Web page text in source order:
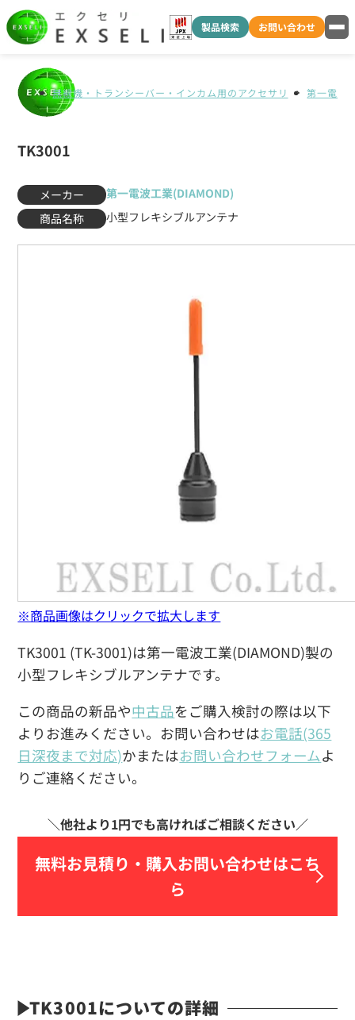
製品検索 お問い合わせ
無線機・トランシーバー・インカム用のアクセサリ 第一電波
TK3001
メーカー
第一電波工業(DIAMOND)
商品名称
小型フレキシブルアンテナ
TK3001 (TK-3001)は第一電波工業(DIAMOND)製の
小型フレキシブルアンテナです。
この商品の新品や中古品をご購入検討の際は以下
よりお進みください。お問い合わせはお電話(365
日深夜まで対応)かまたはお問い合わせフォームよ
りご連絡ください。
無料お見積り・ 購入お問い合わせはこち
ら
※商品画像はクリックで拡大します
TK3001についての詳細